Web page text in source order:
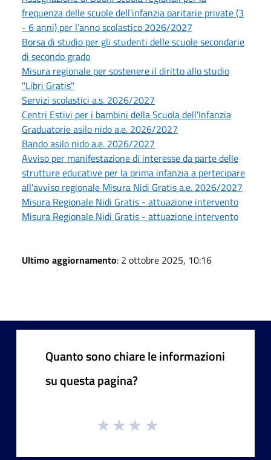
frequenza delle scuole dell’infanzia paritarie private (3
- 6 anni) per l’anno scolastico 2026/2027
Borsa di studio per gli studenti delle scuole secondarie
di secondo grado
Misura regionale per sostenere il diritto allo studio
"Libri Gratis"
Servizi scolastici a.s. 2026/2027
Centri Estivi per i bambini della Scuola dell'Infanzia
Graduatorie asilo nido a.e. 2026/2027
Bando asilo nido a.e. 2026/2027
Avviso per manifestazione di interesse da parte delle
strutture educative per la prima infanzia a pertecipare
all'avviso regionale Misura Nidi Gratis a.e. 2026/2027
Misura Regionale Nidi Gratis - attuazione intervento
Misura Regionale Nidi Gratis - attuazione intervento
Ultimo aggiornamento: 2 ottobre 2025, 10:16
Quanto sono chiare le informazioni
su questa pagina?